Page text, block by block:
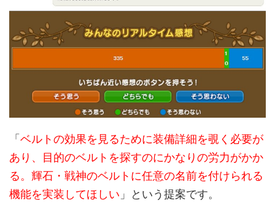
「ベルトの効果を見るために装備詳細を覗く必要が
あり、目的のベルトを探すのにかなりの労力がかか
る。輝石・戦神のベルトに任意の名前を付けられる
機能を実装してほしい 」という提案です。